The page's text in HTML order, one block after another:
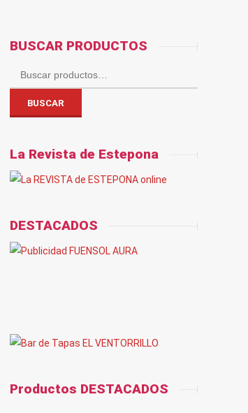
BUSCAR PRODUCTOS
Buscar
BUSCAR
La Revista de Estepona
DESTACADOS
Productos DESTACADOS